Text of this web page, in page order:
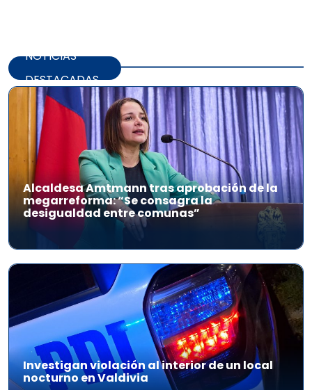
NOTICIAS
DESTACADAS
Alcaldesa Amtmann tras aprobación de la
megarreforma: “Se consagra la
desigualdad entre comunas”
Investigan violación al interior de un local
nocturno en Valdivia